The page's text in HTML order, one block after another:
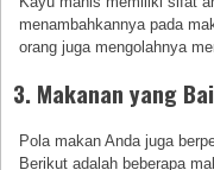
menambahkannya pada
orang juga mengolahnya
3. Makanan yang
Pola makan Anda juga
Berikut adalah beberapa